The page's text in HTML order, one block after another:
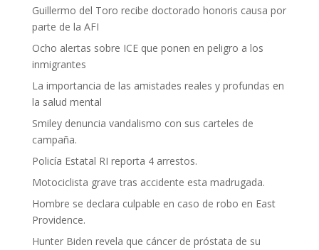
Guillermo del Toro recibe doctorado honoris causa por
parte de la AFI
Ocho alertas sobre ICE que ponen en peligro a los
inmigrantes
La importancia de las amistades reales y profundas en
la salud mental
Smiley denuncia vandalismo con sus carteles de
campaña.
Policía Estatal RI reporta 4 arrestos.
Motociclista grave tras accidente esta madrugada.
Hombre se declara culpable en caso de robo en East
Providence.
Hunter Biden revela que cáncer de próstata de su